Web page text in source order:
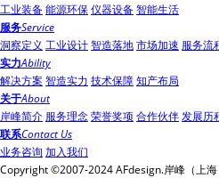
工业装备能源环保仪器设备智能生活
服务Service
洞察定义 工业设计智造落地市场加速 服务流
实力Ability
解决方案 智造实力 技术保障知产布局
关于About
岸峰简介 服务理念荣誉奖项合作伙伴发展历
联系Contact Us
业务咨询 加入我们
Copyright ©2007-2024 AFdesign.岸峰（上海